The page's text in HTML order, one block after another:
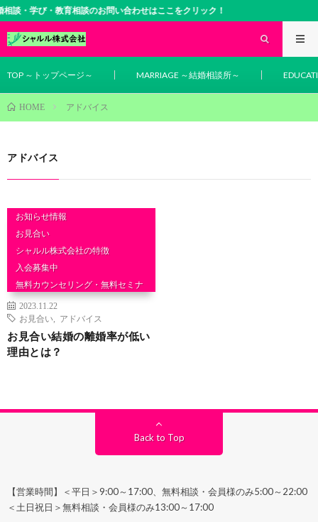
談・学び・教育相談のお問い合わせはここをクリック！
TOP ～トップページ～ MARRIAGE ～結婚相談所～
HOME アドバイス
アドバイス
お知らせ情報
お見合い
シャルル株式会社の特徴
入会募集中
無料カウンセリング・無料セミナ
ー
結婚相談
2023.11.22
お見合い
アドバイス
お見合い結婚の離婚率が低い
理由とは？
Back to Top
【営業時間】＜平日＞9:00～17:00、無料相談・会員様のみ5:00～22:00
＜土日祝日＞無料相談・会員様のみ13:00～17:00